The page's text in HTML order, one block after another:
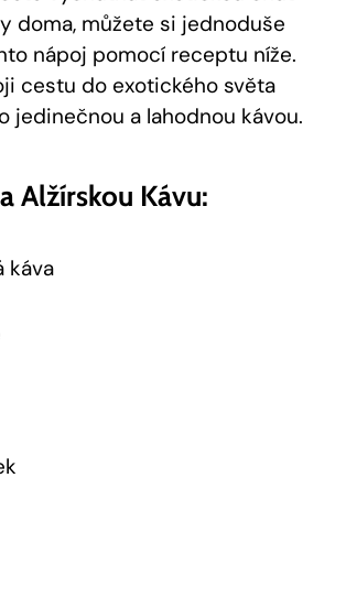
doma, můžete si jednoduše
nápoj pomocí receptu níže.
cestu do exotického světa
jedinečnou a lahodnou kávou.
Alžírskou Kávu:
káva